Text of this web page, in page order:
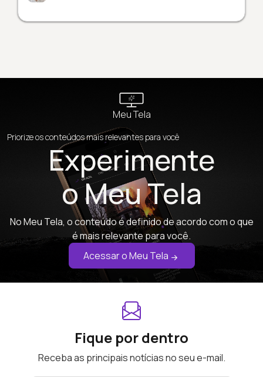
Meu Tela
Priorize os conteúdos mais relevantes para você
Experimente
o Meu Tela
No Meu Tela, o conteúdo é definido de acordo com o que
é mais relevante para você.
Acessar o Meu Tela
Fique por dentro
Receba as principais notícias no seu e-mail.